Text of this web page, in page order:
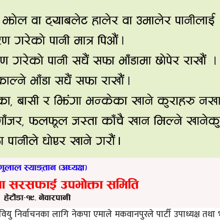
लागि नेकपा एमाले मकवानपुरले पार्टी उपाध्यक्ष तथा